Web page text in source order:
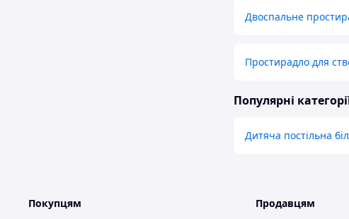
Двоспальне
Простирадло для
Популярні
Дитяча постільна
Покупцям Продавцям